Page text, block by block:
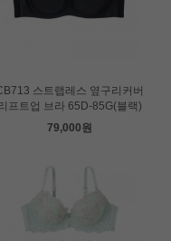
스트랩레스 옆구리커버
프트업 브라 65D-85G(블랙)
79,000원